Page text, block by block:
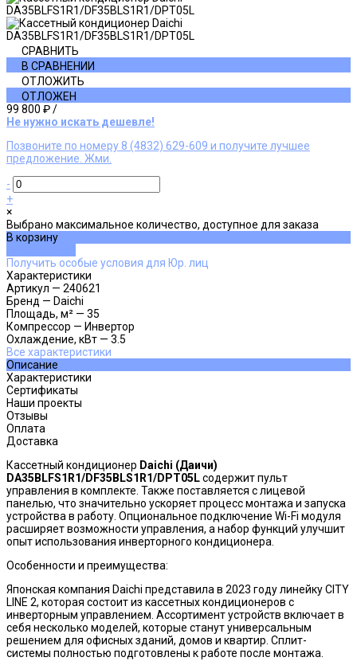
СРАВНИТЬ
В СРАВНЕНИИ
ОТЛОЖИТЬ
ОТЛОЖЕН
99 800 ₽/
Не нужно искать дешевле!
Позвоните по номеру 8 (4832) 629-609 и получите лучшее
предложение. Жми.
-
+
×
Выбрано максимальное количество, доступное для заказа
В корзину
Получить особые условия для Юр. лиц
Характеристики
Артикул — 240621
Бренд — Daichi
Площадь, м² — 35
Компрессор — Инвертор
Охлаждение, кВт — 3.5
Все характеристики
Описание
Характеристики
Сертификаты
Наши проекты
Отзывы
Оплата
Доставка
Кассетный кондиционер Daichi (Даичи)
DA35BLFS1R1/DF35BLS1R1/DPT05Lсодержит пульт
управления в комплекте. Также поставляется с лицевой
панелью, что значительно ускоряет процесс монтажа и запуска
устройства в работу. Опциональное подключение Wi-Fi модуля
расширяет возможности управления, а набор функций улучшит
опыт использования инверторного кондиционера.
Особенности и преимущества:
Японская компания Daichi представила в 2023 году линейку CITY
LINE 2, которая состоит из кассетных кондиционеров с
инверторным управлением. Ассортимент устройств включает в
себя несколько моделей, которые станут универсальным
решением для офисных зданий, домов и квартир. Сплит-
системы полностью подготовлены к работе после монтажа.